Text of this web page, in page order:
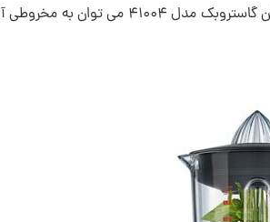
از دیگر ویژگی های مخلوط کن